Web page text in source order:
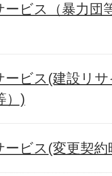
ービス（暴力団
ービス(建設リ
）)
ービス(変更契